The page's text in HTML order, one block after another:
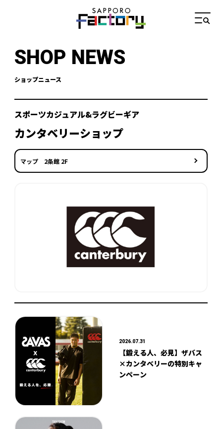
SHOP NEWS
ショップニュース
スポーツカジュアル&ラグビーギア
カンタベリーショップ
マップ 2条館 2F
2026.07.31
【鍛える人、必見】ザバス
×カンタベリーの特別キャ
ンペーン